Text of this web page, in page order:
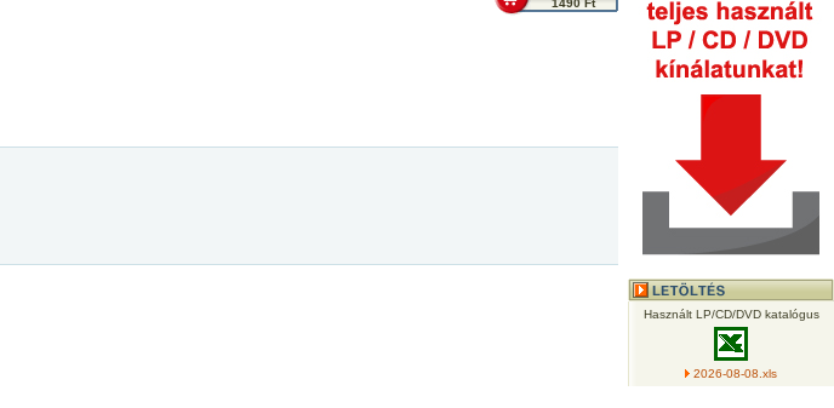
1490 Ft
Használt LP/CD/DVD katalógus
2026-08-08.xls